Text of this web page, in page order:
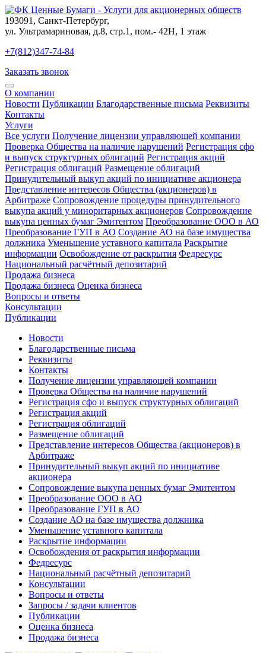
193091 , Санкт-Петербург,
ул. Ультрамариновая, д.8, стр.1, пом.- 42Н, 1 этаж
+7(812)347-74-84
Заказать звонок
О компании
Новости Публикации Благодарственные письма Реквизиты
Контакты
Услуги
Все услуги Получение лицензии управляющей компании
Проверка Общества на наличие нарушений Регистрация сфо
и выпуск структурных облигаций Регистрация акций
Регистрация облигаций Размещение облигаций
Принудительный выкуп акций по инициативе акционера
Представление интересов Общества (акционеров) в
Арбитраже Сопровождение процедуры принудительного
выкупа акций у миноритарных акционеров Сопровождение
выкупа ценных бумаг Эмитентом Преобразование ООО в АО
Преобразование ГУП в АО Создание АО на базе имущества
должника Уменьшение уставного капитала Раскрытие
информации Освобождение от раскрытия Федресурс
Национальный расчётный депозитарий
Продажа бизнеса
Продажа бизнеса Оценка бизнеса
Вопросы и ответы
Консультации
Публикации
Новости
Благодарственные письма
Реквизиты
Контакты
Получение лицензии управляющей компании
Проверка Общества на наличие нарушений
Регистрация сфо и выпуск структурных облигаций
Регистрация акций
Регистрация облигаций
Размещение облигаций
Представление интересов Общества (акционеров) в
Арбитраже
Принудительный выкуп акций по инициативе
акционера
Сопровождение выкупа ценных бумаг Эмитентом
Преобразование ООО в АО
Преобразование ГУП в АО
Создание АО на базе имущества должника
Уменьшение уставного капитала
Раскрытие информации
Освобождения от раскрытия информации
Федресурс
Национальный расчётный депозитарий
Консультации
Вопросы и ответы
Запросы / задачи клиентов
Публикации
Оценка бизнеса
Продажа бизнеса